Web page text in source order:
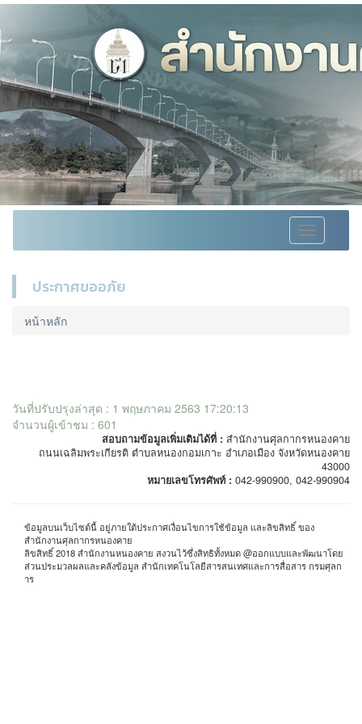
Toggle
navigation
ประกาศขออภัย
หน้าหลัก
วันที่ปรับปรุงล่าสุด : 1 พฤษภาคม 2563 17:20:13
จำนวนผู้เข้าชม : 601
สอบถามข้อมูลเพิ่มเติมได้ที่ : สำนักงานศุลกากรหนองคาย
ถนนเฉลิมพระเกียรติ ตำบลหนองกอมเกาะ อำเภอเมือง จังหวัดหนองคาย
43000
หมายเลขโทรศัพท์ : 042-990900, 042-990904
ข้อมูลบนเว็บไซต์นี้ อยู่ภายใต้ประกาศเงื่อนไขการใช้ข้อมูล และลิขสิทธิ์ ของ
สำนักงานศุลกากรหนองคาย
ลิขสิทธิ์ 2018 สำนักงานหนองคาย สงวนไว้ซึ่งสิทธิทั้งหมด @ออกแบบและพัฒนาโดย
ส่วนประมวลผลและคลังข้อมูล สำนักเทคโนโลยีสารสนเทศและการสื่อสาร กรมศุลก
าร